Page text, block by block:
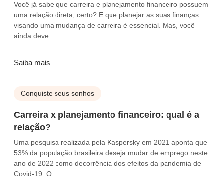
Você já sabe que carreira e planejamento financeiro possuem
uma relação direta, certo? E que planejar as suas finanças
visando uma mudança de carreira é essencial. Mas, você
ainda deve
Saiba mais
Conquiste seus sonhos
Carreira x planejamento financeiro: qual é a
relação?
Uma pesquisa realizada pela Kaspersky em 2021 aponta que
53% da população brasileira deseja mudar de emprego neste
ano de 2022 como decorrência dos efeitos da pandemia de
Covid-19. O